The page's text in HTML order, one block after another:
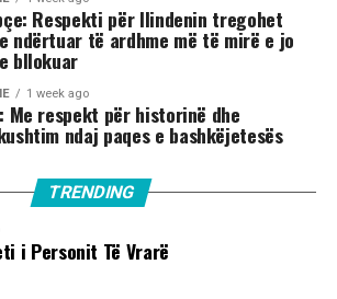
Respekti për Ilindenin tregohet
ndërtuar të ardhme më të mirë e jo
bllokuar
1 week ago
Me respekt për historinë dhe
ndaj paqes e bashkëjetesës
TRENDING
i Personit Të Vrarë